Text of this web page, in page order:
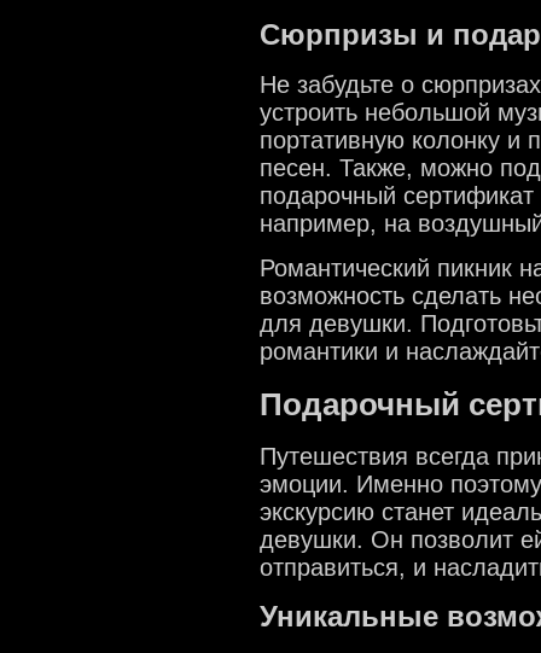
Сюрпризы и
Не забудьте о
устроить небольшой
портативную колонку и
песен. Также, можно
подарочный сертификат
например, на
Романтический пикник
возможность сделать
для девушки.
романтики и
Подарочный
Путешествия всегда
эмоции. Именно
экскурсию станет
девушки. Он позволит
отправиться, и
Уникальные